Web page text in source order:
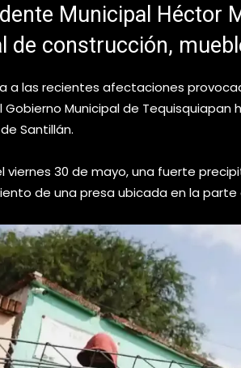
Municipal Héctor
de construcción,
a las recientes afectaciones
Gobierno Municipal de
Santillán.
viernes 30 de mayo, una fuerte
de una presa ubicada en la parte